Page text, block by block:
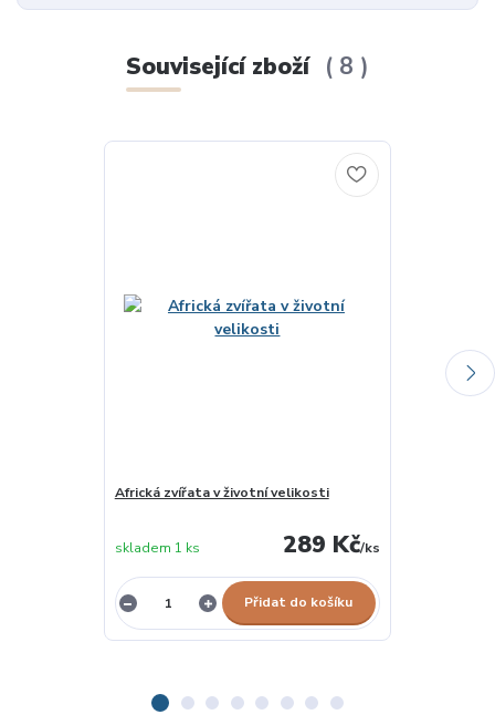
Související zboží 8
Africká zvířata v životní velikosti
289 Kč/ks
skladem 1 ks
Přidat do košíku